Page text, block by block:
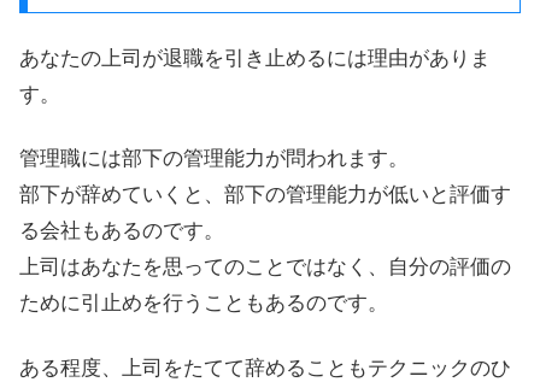
あなたの上司が退職を引き止めるには理由がありま
す。
管理職には部下の管理能力が問われます。
部下が辞めていくと、部下の管理能力が低いと評価す
る会社もあるのです。
上司はあなたを思ってのことではなく、自分の評価の
ために引止めを行うこともあるのです。
ある程度、上司をたてて辞めることもテクニックのひ